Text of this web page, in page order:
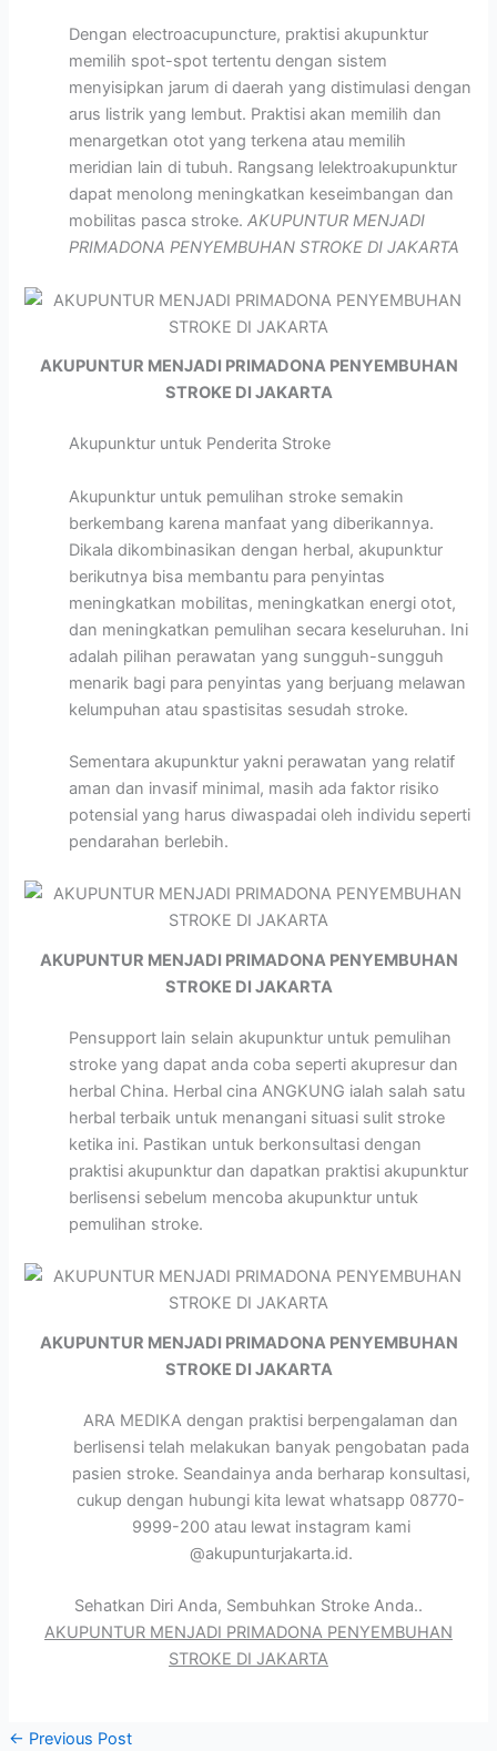
Dengan electroacupuncture, praktisi akupunktur
memilih spot-spot tertentu dengan sistem
menyisipkan jarum di daerah yang distimulasi dengan
arus listrik yang lembut. Praktisi akan memilih dan
menargetkan otot yang terkena atau memilih
meridian lain di tubuh. Rangsang lelektroakupunktur
dapat menolong meningkatkan keseimbangan dan
mobilitas pasca stroke.AKUPUNTUR MENJADI
PRIMADONA PENYEMBUHAN STROKE DI JAKARTA
AKUPUNTUR MENJADI PRIMADONA PENYEMBUHAN
STROKE DI JAKARTA
Akupunktur untuk Penderita Stroke
Akupunktur untuk pemulihan stroke semakin
berkembang karena manfaat yang diberikannya.
Dikala dikombinasikan dengan herbal, akupunktur
berikutnya bisa membantu para penyintas
meningkatkan mobilitas, meningkatkan energi otot,
dan meningkatkan pemulihan secara keseluruhan. Ini
adalah pilihan perawatan yang sungguh-sungguh
menarik bagi para penyintas yang berjuang melawan
kelumpuhan atau spastisitas sesudah stroke.
Sementara akupunktur yakni perawatan yang relatif
aman dan invasif minimal, masih ada faktor risiko
potensial yang harus diwaspadai oleh individu seperti
pendarahan berlebih.
AKUPUNTUR MENJADI PRIMADONA PENYEMBUHAN
STROKE DI JAKARTA
Pensupport lain selain akupunktur untuk pemulihan
stroke yang dapat anda coba seperti akupresur dan
herbal China. Herbal cina ANGKUNG ialah salah satu
herbal terbaik untuk menangani situasi sulit stroke
ketika ini. Pastikan untuk berkonsultasi dengan
praktisi akupunktur dan dapatkan praktisi akupunktur
berlisensi sebelum mencoba akupunktur untuk
pemulihan stroke.
AKUPUNTUR MENJADI PRIMADONA PENYEMBUHAN
STROKE DI JAKARTA
ARA MEDIKA dengan praktisi berpengalaman dan
berlisensi telah melakukan banyak pengobatan pada
pasien stroke. Seandainya anda berharap konsultasi,
cukup dengan hubungi kita lewat whatsapp 08770-
9999-200 atau lewat instagram kami
@akupunturjakarta.id.
Sehatkan Diri Anda, Sembuhkan Stroke Anda..
AKUPUNTUR MENJADI PRIMADONA PENYEMBUHAN
STROKE DI JAKARTA
← Previous Post